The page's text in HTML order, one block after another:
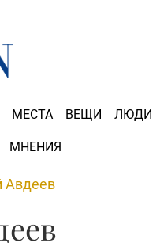
МЕСТА ВЕЩИ ЛЮДИ
МНЕНИЯ
Авдеев